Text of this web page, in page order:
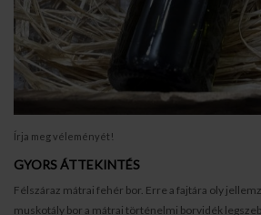
Írja meg véleményét!
GYORS ÁTTEKINTÉS
Félszáraz mátrai fehér bor. Erre a fajtára oly
muskotály bor a mátrai történelmi borvidék